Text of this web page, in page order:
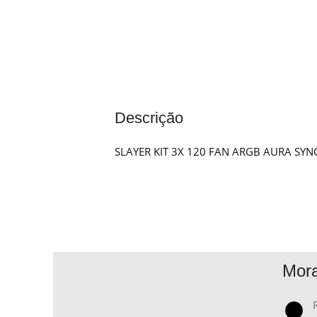
Descrição
SLAYER KIT 3X 120 FAN ARGB AURA